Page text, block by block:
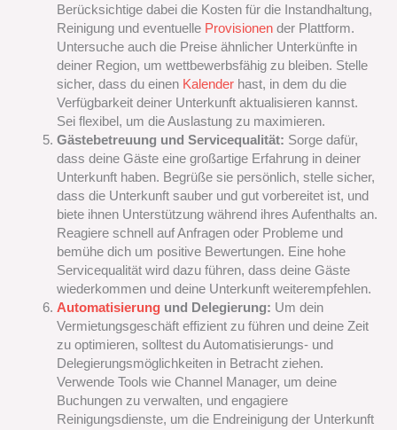
Berücksichtige dabei die Kosten für die Instandhaltung,
Reinigung und eventuelle Provisionender Plattform.
Untersuche auch die Preise ähnlicher Unterkünfte in
deiner Region, um wettbewerbsfähig zu bleiben. Stelle
sicher, dass du einen Kalenderhast, in dem du die
Verfügbarkeit deiner Unterkunft aktualisieren kannst.
Sei flexibel, um die Auslastung zu maximieren.
Gästebetreuung und Servicequalität: Sorge dafür,
dass deine Gäste eine großartige Erfahrung in deiner
Unterkunft haben. Begrüße sie persönlich, stelle sicher,
dass die Unterkunft sauber und gut vorbereitet ist, und
biete ihnen Unterstützung während ihres Aufenthalts an.
Reagiere schnell auf Anfragen oder Probleme und
bemühe dich um positive Bewertungen. Eine hohe
Servicequalität wird dazu führen, dass deine Gäste
wiederkommen und deine Unterkunft weiterempfehlen.
Automatisierungund Delegierung: Um dein
Vermietungsgeschäft effizient zu führen und deine Zeit
zu optimieren, solltest du Automatisierungs- und
Delegierungsmöglichkeiten in Betracht ziehen.
Verwende Tools wie Channel Manager, um deine
Buchungen zu verwalten, und engagiere
Reinigungsdienste, um die Endreinigung der Unterkunft